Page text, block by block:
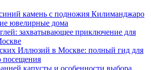
камень с подножия Килиманджаро
ювелирные дома
захватывающее приключение для
Иллюзий в Москве: полный гид для
посещения